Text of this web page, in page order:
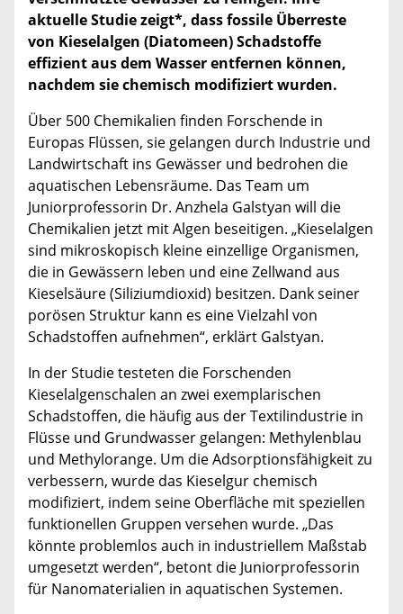
aktuelle Studie zeigt*, dass fossile Überreste
von Kieselalgen (Diatomeen) Schadstoffe
effizient aus dem Wasser entfernen können,
nachdem sie chemisch modifiziert wurden.
Über 500 Chemikalien finden Forschende in
Europas Flüssen, sie gelangen durch Industrie und
Landwirtschaft ins Gewässer und bedrohen die
aquatischen Lebensräume. Das Team um
Juniorprofessorin Dr. Anzhela Galstyan will die
Chemikalien jetzt mit Algen beseitigen. „Kieselalgen
sind mikroskopisch kleine einzellige Organismen,
die in Gewässern leben und eine Zellwand aus
Kieselsäure (Siliziumdioxid) besitzen. Dank seiner
porösen Struktur kann es eine Vielzahl von
Schadstoffen aufnehmen“, erklärt Galstyan.
In der Studie testeten die Forschenden
Kieselalgenschalen an zwei exemplarischen
Schadstoffen, die häufig aus der Textilindustrie in
Flüsse und Grundwasser gelangen: Methylenblau
und Methylorange. Um die Adsorptionsfähigkeit zu
verbessern, wurde das Kieselgur chemisch
modifiziert, indem seine Oberfläche mit speziellen
funktionellen Gruppen versehen wurde. „Das
könnte problemlos auch in industriellem Maßstab
umgesetzt werden“, betont die Juniorprofessorin
für Nanomaterialien in aquatischen Systemen.